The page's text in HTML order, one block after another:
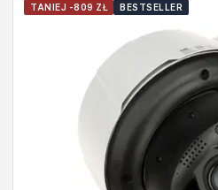
TANIEJ -809 ZŁ BESTSELLER